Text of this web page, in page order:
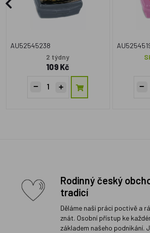
AU52545238
2 týdny
109 Kč
Rodinný český
tradicí
Děláme naši práci poctivě a
znát. Osobní přístup ke
základem našeho podnikání.